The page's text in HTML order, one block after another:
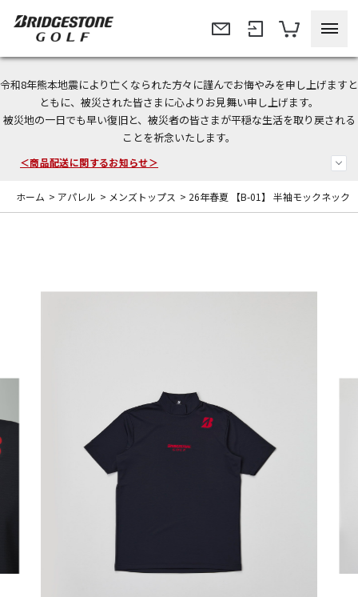
令和8年熊本地震により亡くなられた方々に謹んでお悔やみを申し上げますと
ともに、被災された皆さまに心よりお見舞い申し上げます。
被災地の一日でも早い復旧と、被災者の皆さまが平穏な生活を取り戻される
ことを祈念いたします。
今なら新規会員登録で1,000円OFFクーポンプレゼント！
＜商品配送に関するお知らせ＞
＜夏季休暇中のご注文・発送・お問い合わせ＞
ホーム > アパレル > メンズトップス > 26年春夏 【B-01】 半袖モックネック